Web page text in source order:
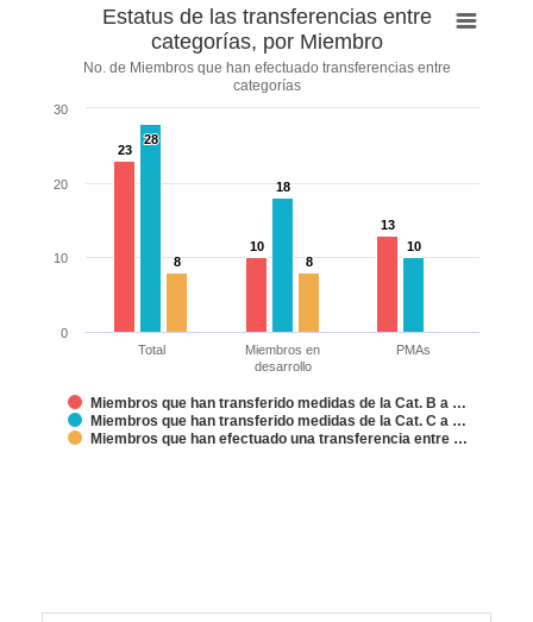
entre
Miembro
No. de Miembros que han efectuado transferencias entre categorías
The chart has 1 X axis displaying categories.
Estatus de las transferencias entre
categorías, por Miembro
No. de Miembros que han efectuado transferencias entre
categorías
23
23
10
10
13
13
28
28
18
18
10
10
8
8 8
8
Miembros que han transferido medidas de la Cat. B a …
Miembros que han transferido medidas de la Cat. C a …
Miembros que han efectuado una transferencia entre …
Total
Miembros en
desarrollo
PMAs
0
10
20
30